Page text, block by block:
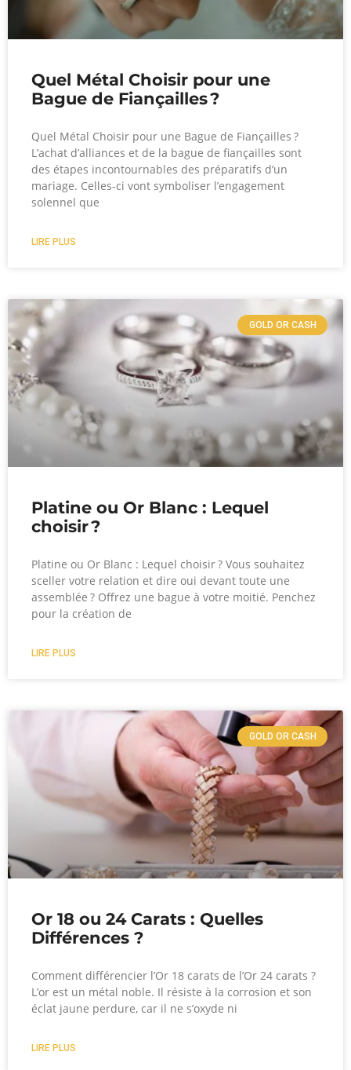
Quel Métal Choisir pour une
Bague de Fiançailles ?
Quel Métal Choisir pour une Bague de Fiançailles ?
L’achat d’alliances et de la bague de fiançailles sont
des étapes incontournables des préparatifs d’un
mariage. Celles-ci vont symboliser l’engagement
solennel que
LIRE PLUS
GOLD OR CASH
Platine ou Or Blanc : Lequel
choisir ?
Platine ou Or Blanc : Lequel choisir ? Vous souhaitez
sceller votre relation et dire oui devant toute une
assemblée ? Offrez une bague à votre moitié. Penchez
pour la création de
LIRE PLUS
GOLD OR CASH
Or 18 ou 24 Carats : Quelles
Différences ?
Comment différencier l’Or 18 carats de l’Or 24 carats ?
L’or est un métal noble. Il résiste à la corrosion et son
éclat jaune perdure, car il ne s’oxyde ni
LIRE PLUS